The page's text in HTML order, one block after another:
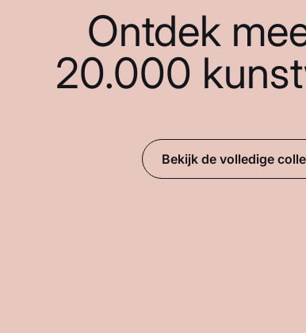
Ontdek
20.000
Bekijk de volledige